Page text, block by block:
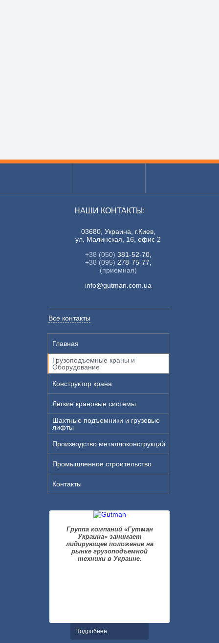
НАШИ КОНТАКТЫ:
03680, Украина, г.Киев,
ул. Малинская, 16, офис 2
+38 (050) 381-52-70,
+38 (095) 278-75-77,
(приемная)
info@gutman.com.ua
Все контакты
Группа компаний «Гутман
Украина» занимает
лидирующее положение на
рынке грузоподъемной
техники в Украине.
Подробнее
Главная
Грузоподъемные краны и
Оборудование
Конструктор крана
Легкие крановые системы
Шахтные подъемники и грузовые
лифты
Производство металлоконструкций
Промышленное строительство
Контакты